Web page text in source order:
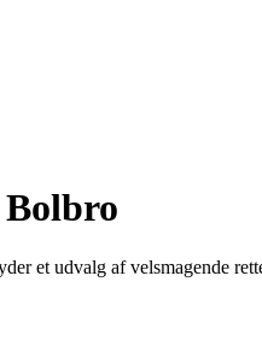
et udvalg af velsmagende